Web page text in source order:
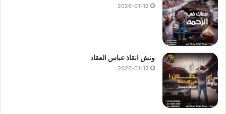
2026-01-12
ونش انقاذ عباس العقاد
2026-01-12